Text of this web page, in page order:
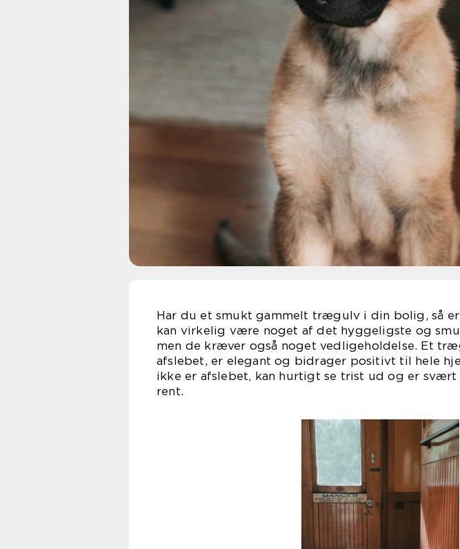
Har du et smukt gammelt trægulv i din bolig, så
kan virkelig være noget af det hyggeligste og
men de kræver også noget vedligeholdelse. Et
afslebet, er elegant og bidrager positivt til hele
ikke er afslebet, kan hurtigt se trist ud og er svært